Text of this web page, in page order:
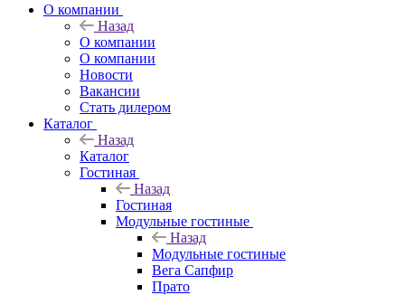
О компании
Назад
О компании
О компании
Новости
Вакансии
Стать дилером
Каталог
Назад
Каталог
Гостиная
Назад
Гостиная
Модульные гостиные
Назад
Модульные гостиные
Вега Сапфир
Прато